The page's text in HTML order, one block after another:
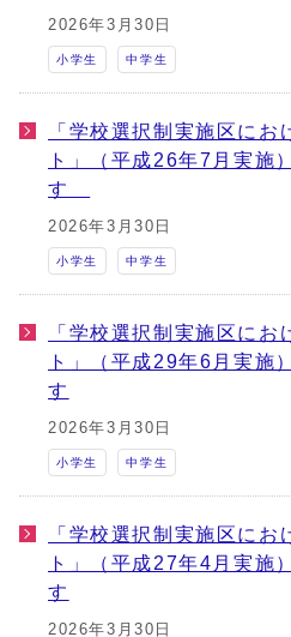
2026年3月30日
小学生 中学生
「学校選択制実施区にお
ト」（平成26年7月実施
す
2026年3月30日
小学生 中学生
「学校選択制実施区にお
ト」（平成29年6月実施
す
2026年3月30日
小学生 中学生
「学校選択制実施区にお
ト」（平成27年4月実施
す
2026年3月30日